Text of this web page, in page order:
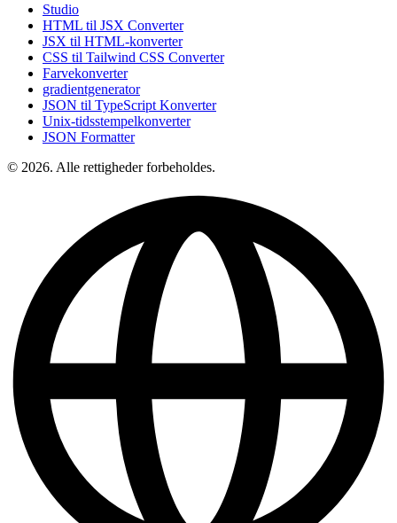
Studio
HTML til JSX Converter
JSX til HTML-konverter
CSS til Tailwind CSS Converter
Farvekonverter
gradientgenerator
JSON til TypeScript Konverter
Unix-tidsstempelkonverter
JSON Formatter
© 2026. Alle rettigheder forbeholdes.